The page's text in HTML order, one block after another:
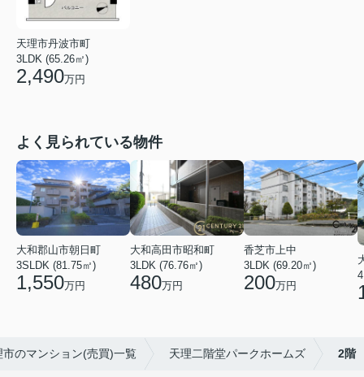
天理市丹波市町
3LDK (65.26㎡)
2,490万円
よく見られている物件
大和郡山市朝日町
3SLDK (81.75㎡)
1,550万円
大和高田市昭和町
3LDK (76.76㎡)
480万円
香芝市上中
3LDK (69.20㎡)
200万円
市のマンション(売買)一覧 天理二階堂パークホームズ 2階